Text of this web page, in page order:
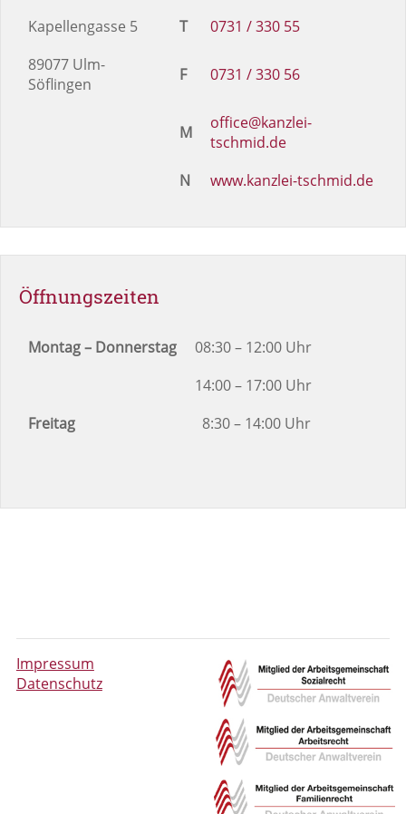
Kapellengasse 5 T
0731 / 330 55
89077 Ulm-
Söflingen
F 0731 / 330 56
M
office@kanzlei-
tschmid.de
N
www.kanzlei-tschmid.de
Öffnungszeiten
Montag – Donnerstag
08:30 – 12:00 Uhr
14:00 – 17:00 Uhr
Freitag
8:30 – 14:00 Uhr
Impressum
Datenschutz